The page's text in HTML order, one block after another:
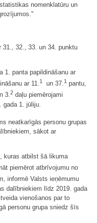
nomenklatūru un
31., 32., 33. un 34. punktu
1. panta papildināšanu ar
ar 11.1 un 37.1 pantu,
3.2 daļu piemērojami
1. jūliju.
neatkarīgās personu grupas
sākot ar
kuras atbilst šā likuma
piemērot atbrīvojumu no
informē Valsts ieņēmumu
dalībniekiem līdz 2019. gada
vienošanos par to
personu grupa sniedz šīs